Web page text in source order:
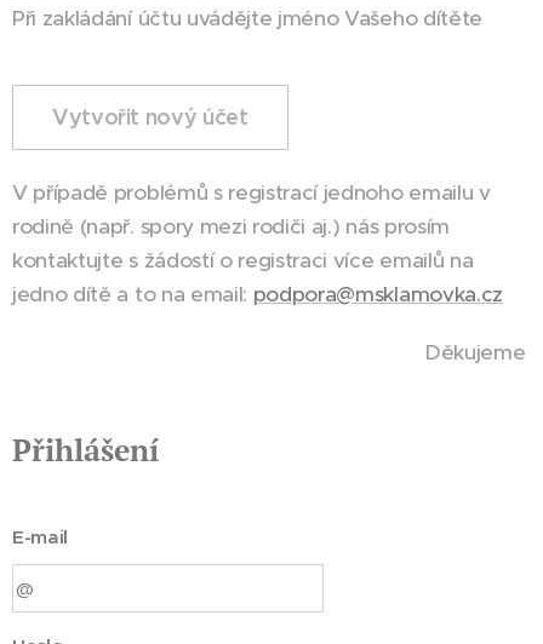
Při zakládání účtu uvádějte jméno Vašeho dítěte
Vytvořit nový účet
V případě problémů s registrací jednoho emailu v
rodině (např. spory mezi rodiči aj.) nás prosím
kontaktujte s žádostí o registraci více emailů na
jedno dítě a to na email: podpora@msklamovka.cz
Děkujeme
Přihlášení
E-mail